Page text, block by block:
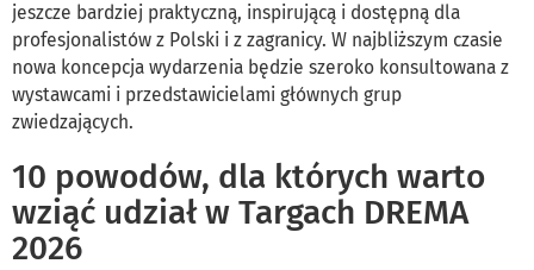
jeszcze bardziej praktyczną, inspirującą i dostępną dla
profesjonalistów z Polski i z zagranicy. W najbliższym czasie
nowa koncepcja wydarzenia będzie szeroko konsultowana z
wystawcami i przedstawicielami głównych grup
zwiedzających.
10 powodów, dla których warto
wziąć udział w Targach DREMA
2026